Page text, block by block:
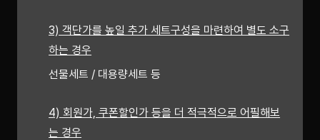
3) 객단가를 높일 추가 세트구성을 마련하여 별도 소구
하는 경우
선물세트 / 대용량세트 등
4) 회원가, 쿠폰할인가 등을 더 적극적으로 어필해보
는 경우